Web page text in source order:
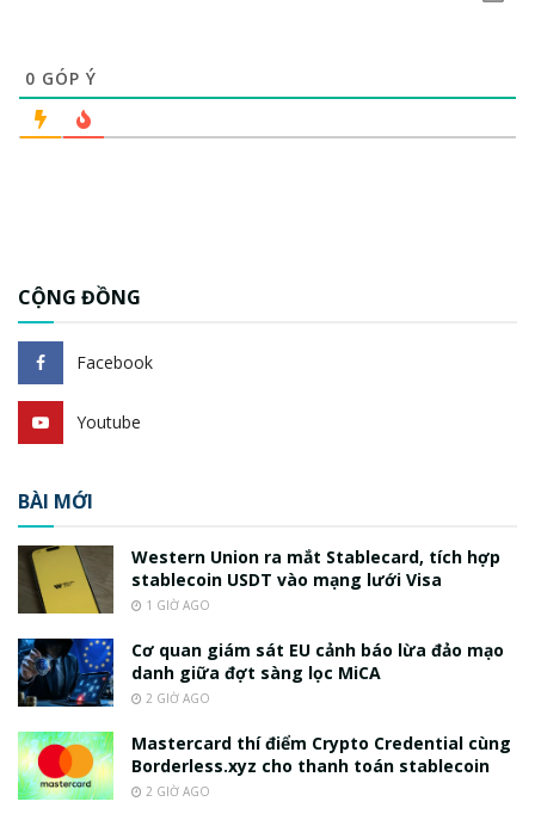
0 GÓP Ý
CỘNG ĐỒNG
Facebook
Youtube
BÀI MỚI
Western Union ra mắt Stablecard, tích hợp
stablecoin USDT vào mạng lưới Visa
1 GIỜ AGO
Cơ quan giám sát EU cảnh báo lừa đảo mạo
danh giữa đợt sàng lọc MiCA
2 GIỜ AGO
Mastercard thí điểm Crypto Credential cùng
Borderless.xyz cho thanh toán stablecoin
2 GIỜ AGO